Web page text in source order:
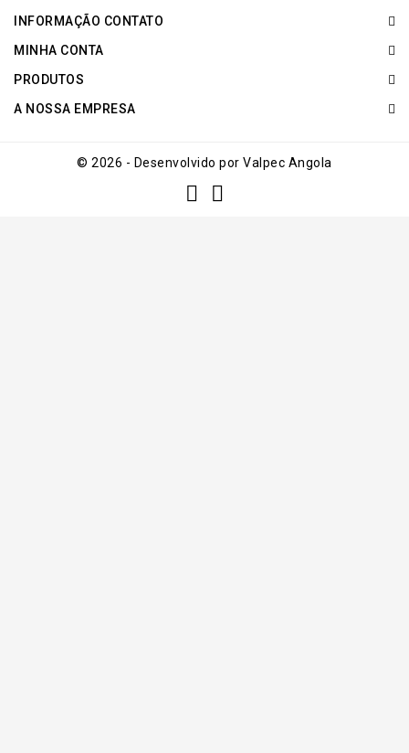
INFORMAÇÃO CONTATO
MINHA CONTA
PRODUTOS
A NOSSA EMPRESA
© 2026 - Desenvolvido por Valpec Angola